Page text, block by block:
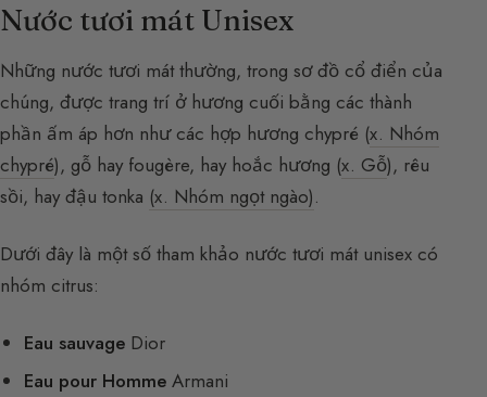
Nước tươi mát Unisex
Những nước tươi mát thường, trong sơ đồ cổ điển của
chúng, được trang trí ở hương cuối bằng các thành
phần ấm áp hơn như các hợp hương chypré (x. Nhóm
chypré), gỗ hay fougère, hay hoắc hương (x. Gỗ), rêu
sồi, hay đậu tonka (x. Nhóm ngọt ngào).
Dưới đây là một số tham khảo nước tươi mát unisex có
nhóm citrus:
Eau sauvage Dior
Eau pour Homme Armani